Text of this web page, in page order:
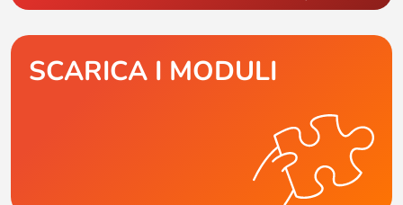
SCARICA I MODULI